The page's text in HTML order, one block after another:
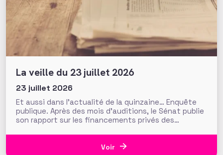
La veille du 23 juillet 2026
23 juillet 2026
Et aussi dans l’actualité de la quinzaine… Enquête
publique. Après des mois d’auditions, le Sénat publie
son rapport sur les financements privés des
influence croissante dans les domaines de l’intérêt
général. Fonds de dotation dormants, fondations
Voir